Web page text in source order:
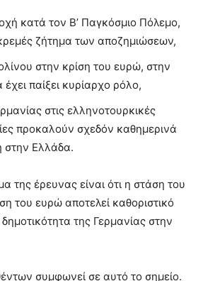
κατά τον Β’ Παγκόσμιο Πόλεμο,
ζήτημα των αποζημιώσεων,
στην κρίση του ευρώ, στην
παίξει κυρίαρχο ρόλο,
στις ελληνοτουρκικές
προκαλούν σχεδόν καθημερινά
Ελλάδα.
της έρευνας είναι ότι η στάση του
του ευρώ αποτελεί καθοριστικό
της Γερμανίας στην
συμφωνεί σε αυτό το σημείο.